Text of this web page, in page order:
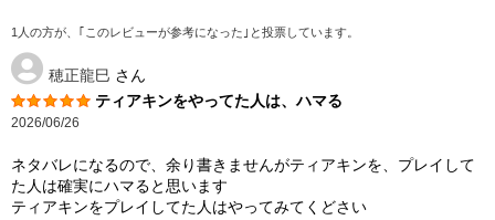
1人の方が、｢このレビューが参考になった｣と投票しています。
穂正龍巳 さん
ティアキンをやってた人は、ハマる
2026/06/26
ネタバレになるので、余り書きませんがティアキンを、プレイして
た人は確実にハマると思います
ティアキンをプレイしてた人はやってみてくどさい